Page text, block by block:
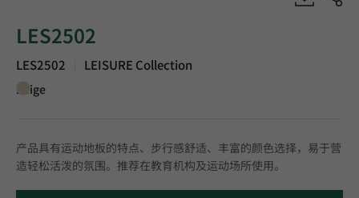
LES2502
LES2502 LEISURE Collection
Beige
产品具有运动地板的特点、步行感舒适、丰富的颜色选择，易于营
造轻松活泼的氛围。推荐在教育机构及运动场所使用。